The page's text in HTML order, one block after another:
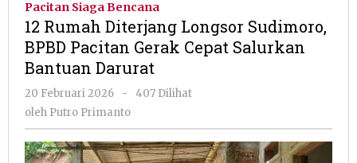
Bantuan
Darurat
Pacitan Siaga Bencana
12 Rumah Diterjang Longsor Sudimoro,
BPBD Pacitan Gerak Cepat Salurkan
Bantuan Darurat
20 Februari 2026
oleh
Putro
-
407 Dilihat
oleh Putro Primanto